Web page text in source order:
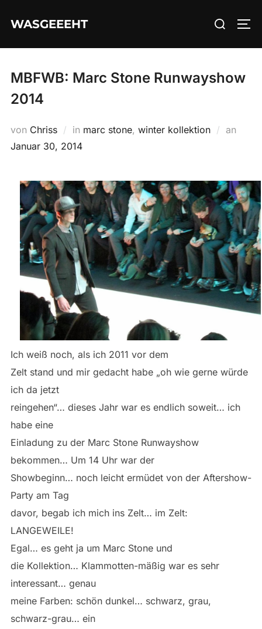
InhaltWASGEEEHT
Suchen
MBFWB: Marc Stone Runwayshow
2014
von Chriss in marc stone, winter kollektion an
Januar 30, 2014
Ich weiß noch, als ich 2011 vor dem
Zelt stand und mir gedacht habe „oh wie gerne würde
ich da jetzt
reingehen“… dieses Jahr war es endlich soweit… ich
habe eine
Einladung zu der Marc Stone Runwayshow
bekommen… Um 14 Uhr war der
Showbeginn… noch leicht ermüdet von der Aftershow-
Party am Tag
davor, begab ich mich ins Zelt… im Zelt:
LANGEWEILE!
Egal… es geht ja um Marc Stone und
die Kollektion… Klammotten-mäßig war es sehr
interessant… genau
meine Farben: schön dunkel… schwarz, grau,
schwarz-grau… ein